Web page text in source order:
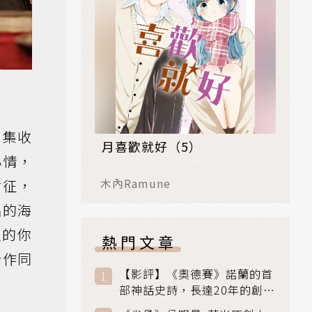
收
，
，
海
你
同
月喜歡就好（5）
木內Ramune
熱門文章
【影評】《奧德賽》諾蘭的首
部神話史詩，長達20年的創傷
與贖罪之旅